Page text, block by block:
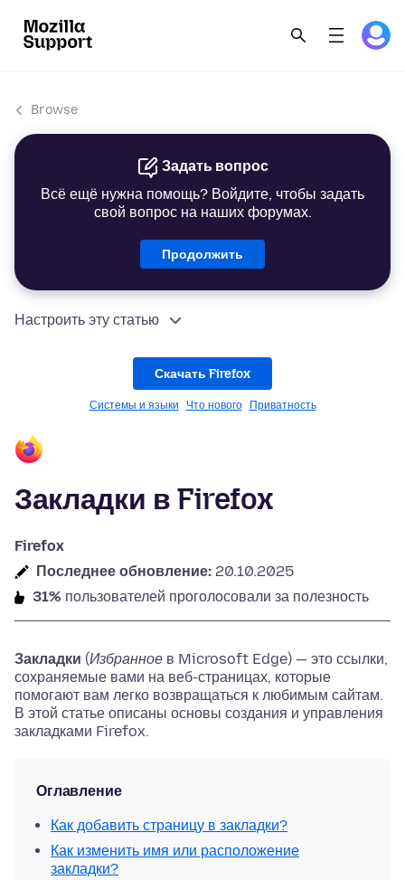
Browse
Задать вопрос
Всё ещё нужна помощь? Войдите, чтобы задать
свой вопрос на наших форумах.
Продолжить
Настроить эту статью
Скачать Firefox
Системы и языки Что нового Приватность
Закладки в Firefox
Firefox
Последнее обновление: 20.10.2025
31% пользователей проголосовали за полезность
Закладки (Избранное в Microsoft Edge) — это ссылки,
сохраняемые вами на веб-страницах, которые
помогают вам легко возвращаться к любимым сайтам.
В этой статье описаны основы создания и управления
закладками Firefox.
Оглавление
Как добавить страницу в закладки?
Как изменить имя или расположение
закладки?